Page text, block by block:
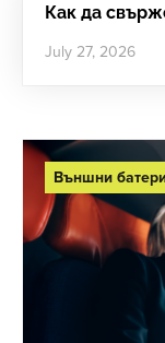
Как да
July 27, 2026
Външни